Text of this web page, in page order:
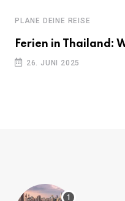
PLANE DEINE REISE
Ferien in Thailand:
26. JUNI 2025